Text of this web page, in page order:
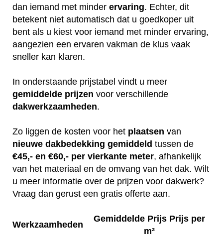
dan iemand met minder ervaring. Echter, dit
betekent niet automatisch dat u goedkoper uit
bent als u kiest voor iemand met minder ervaring,
aangezien een ervaren vakman de klus vaak
sneller kan klaren.
In onderstaande prijstabel vindt u meer
gemiddelde prijzen voor verschillende
dakwerkzaamheden.
Zo liggen de kosten voor het plaatsen van
nieuwe dakbedekking gemiddeld tussen de
€45,- en €60,- per vierkante meter, afhankelijk
van het materiaal en de omvang van het dak. Wilt
u meer informatie over de prijzen voor dakwerk?
Vraag dan gerust een gratis offerte aan.
Werkzaamheden
Gemiddelde Prijs Prijs per
m²